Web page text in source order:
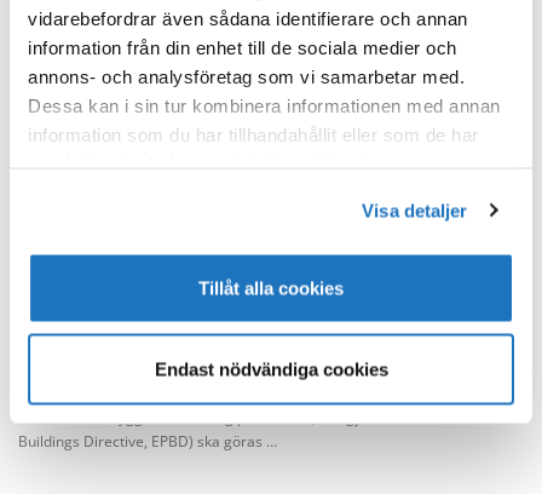
vidarebefordrar även sådana identifierare och annan
information från din enhet till de sociala medier och
annons- och analysföretag som vi samarbetar med.
Dessa kan i sin tur kombinera informationen med annan
information som du har tillhandahållit eller som de har
Visa detaljer
Tillåt alla cookies
Endast nödvändiga cookies
Ta i bruk efterfrågeflexibilitet när
tekniska system förnyas
med hjälp av efterfrågeflexibilitet är det också möjligt att uppnå
EPBD författningar på remissrunda
Miljöministeriet har sänt tre regeringspropositioner och två förordningar
Buildings Directive, EPBD) ska göras …